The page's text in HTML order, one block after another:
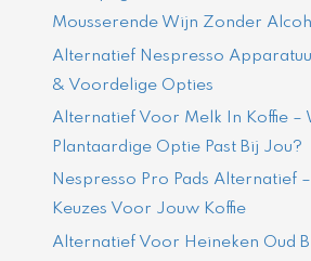
Mousserende Wijn Zonder
Alternatief Nespresso
& Voordelige Opties
Alternatief Voor Melk In Koffie –
Plantaardige Optie Past Bij Jou?
Nespresso Pro Pads Alternatief
Keuzes Voor Jouw Koffie
Alternatief Voor Heineken Oud